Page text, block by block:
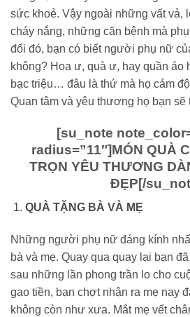
sức khoẻ. Vậy ngoài những vất vả,
cháy nắng, những căn bệnh mà
đổi đó, bạn có biết người phụ nữ
không? Hoa ư, quà ư, hay quần áo
bạc triệu… đâu là thứ mà họ cảm
Quan tâm và yêu thương họ bạn
[su_note
radius=”11″]MÓN QUÀ
TRỌN YÊU THƯƠNG
ĐẸP[/
QUÀ TẶNG BÀ VÀ MẸ
Những người phụ nữ đáng kính
bà và mẹ. Quay qua quay lại bạn
sau những lần phong trần lo cho
gạo tiền, bạn chợt nhận ra mẹ nay
không còn như xưa. Mắt mẹ vết